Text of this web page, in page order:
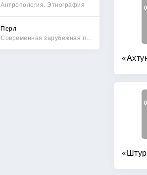
Антропология. Этнография
Перл